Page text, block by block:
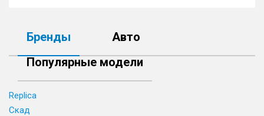
Бренды
Авто
Популярные модели
Replica
Скад